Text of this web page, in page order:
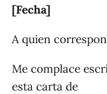
[Fecha]
A quien
Me complace
esta carta de